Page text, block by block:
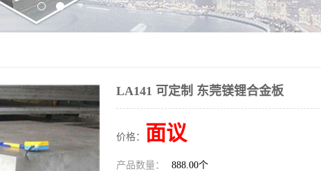
LA141 可定制 东莞镁锂合金板
价格： 面议
产品数量： 888.00个